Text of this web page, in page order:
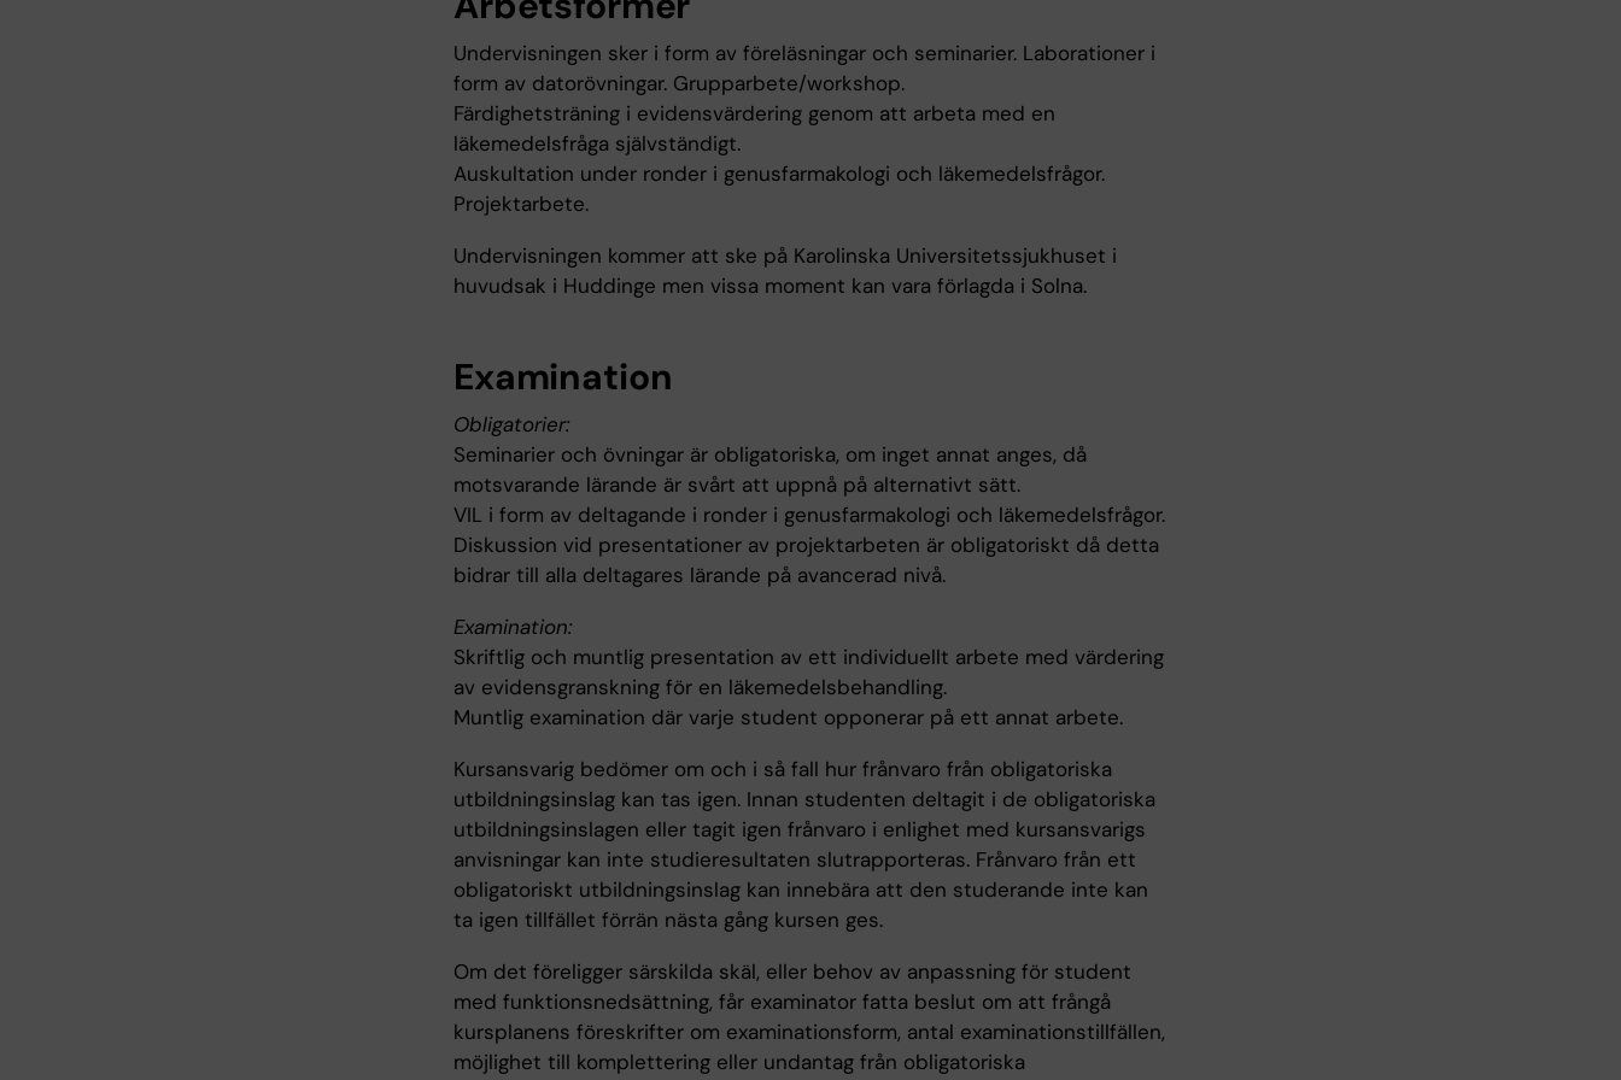
Undervisningen sker i form av föreläsningar och seminarier. Laborationer i
form av datorövningar. Grupparbete/workshop.
Färdighetsträning i evidensvärdering genom att arbeta med en
läkemedelsfråga självständigt.
Auskultation under ronder i genusfarmakologi och läkemedelsfrågor.
Projektarbete.
Undervisningen kommer att ske på Karolinska Universitetssjukhuset i
huvudsak i Huddinge men vissa moment kan vara förlagda i Solna.
Examination
Obligatorier:
Seminarier och övningar är obligatoriska, om inget annat anges, då
motsvarande lärande är svårt att uppnå på alternativt sätt.
VIL i form av deltagande i ronder i genusfarmakologi och läkemedelsfrågor.
Diskussion vid presentationer av projektarbeten är obligatoriskt då detta
bidrar till alla deltagares lärande på avancerad nivå.
Examination:
Skriftlig och muntlig presentation av ett individuellt arbete med värdering
av evidensgranskning för en läkemedelsbehandling.
Muntlig examination där varje student opponerar på ett annat arbete.
Kursansvarig bedömer om och i så fall hur frånvaro från obligatoriska
utbildningsinslag kan tas igen. Innan studenten deltagit i de obligatoriska
utbildningsinslagen eller tagit igen frånvaro i enlighet med kursansvarigs
anvisningar kan inte studieresultaten slutrapporteras. Frånvaro från ett
obligatoriskt utbildningsinslag kan innebära att den studerande inte kan
ta igen tillfället förrän nästa gång kursen ges.
Om det föreligger särskilda skäl, eller behov av anpassning för student
med funktionsnedsättning, får examinator fatta beslut om att frångå
kursplanens föreskrifter om examinationsform, antal examinationstillfällen,
möjlighet till komplettering eller undantag från obligatoriska